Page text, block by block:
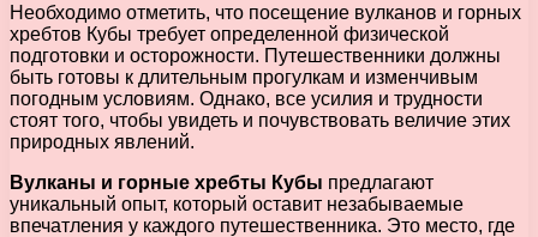
Необходимо отметить, что посещение вулканов и горных
хребтов Кубы требует определенной физической
подготовки и осторожности. Путешественники должны
быть готовы к длительным прогулкам и изменчивым
погодным условиям. Однако, все усилия и трудности
стоят того, чтобы увидеть и почувствовать величие этих
природных явлений.
Вулканы и горные хребты Кубы предлагают
уникальный опыт, который оставит незабываемые
впечатления у каждого путешественника. Это место, где